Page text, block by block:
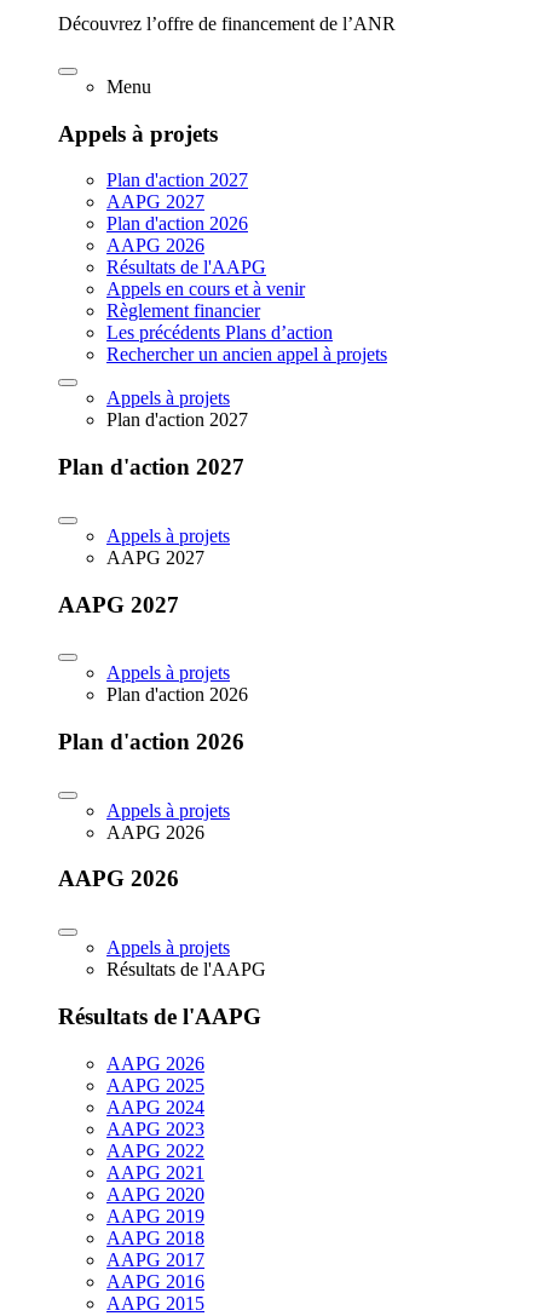
Découvrez l’offre de financement de l’ANR
Menu
Appels à projets
Plan d'action 2027
AAPG 2027
Plan d'action 2026
AAPG 2026
Résultats de l'AAPG
Appels en cours et à venir
Règlement financier
Les précédents Plans d’action
Rechercher un ancien appel à projets
Appels à projets
Plan d'action 2027
Plan d'action 2027
Appels à projets
AAPG 2027
AAPG 2027
Appels à projets
Plan d'action 2026
Plan d'action 2026
Appels à projets
AAPG 2026
AAPG 2026
Appels à projets
Résultats de l'AAPG
Résultats de l'AAPG
AAPG 2026
AAPG 2025
AAPG 2024
AAPG 2023
AAPG 2022
AAPG 2021
AAPG 2020
AAPG 2019
AAPG 2018
AAPG 2017
AAPG 2016
AAPG 2015